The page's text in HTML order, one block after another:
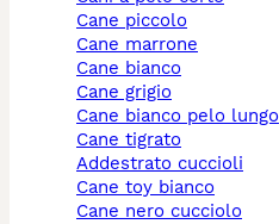
cane piccolo
cane marrone
cane bianco
cane grigio
cane bianco pelo lungo
cane tigrato
addestrato cuccioli
cane toy bianco
cane nero cucciolo